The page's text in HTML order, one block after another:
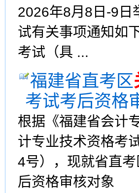
2026年8月8日-9日
试有关事项通知如
考试（具 ...
福建省直考区
考试考后资格
根据《福建省会计
计专业技术资格考
4号），现就省直
后资格审核对象